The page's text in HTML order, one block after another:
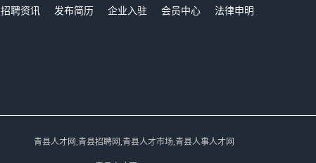
招聘资讯 发布简历 企业入驻 会员中心
法律申明
青县人才网,青县招聘网,青县人才市场,青县人事人才网